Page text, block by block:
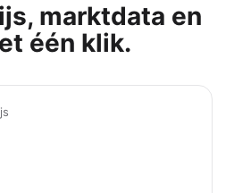
marktdata en
één klik.